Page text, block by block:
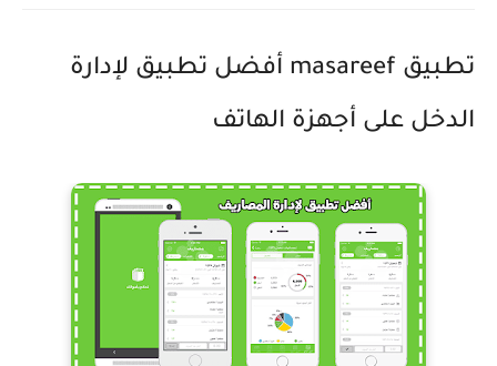
تطبيق masareef أفضل تطبيق لإدارة
الدخل على أجهزة الهاتف